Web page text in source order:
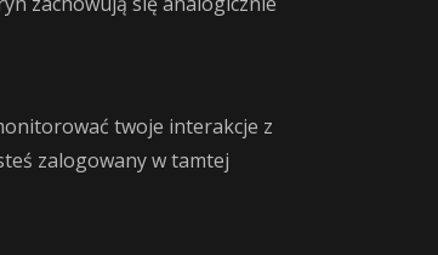
twoje interakcje z
zalogowany w tamtej